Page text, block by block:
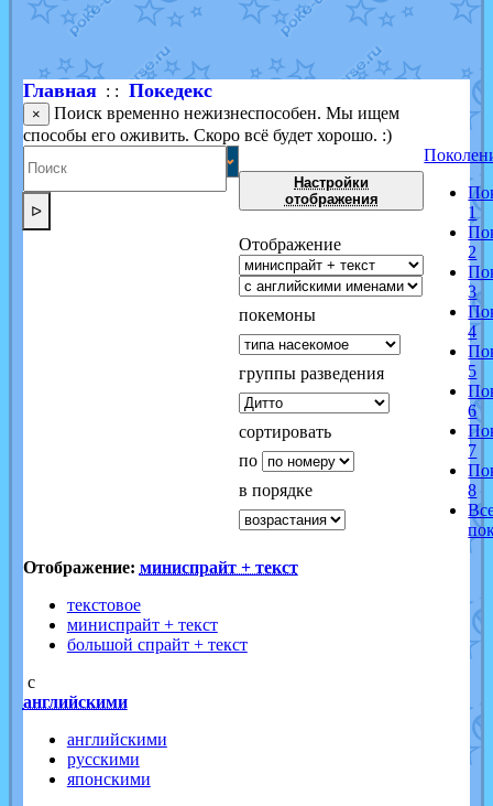
Shadow mismagiusотJOK_julia
в фанарте.
художникот vicavicaв фанарте.
Главная: : Покедекс
×
Поиск временно нежизнеспособен. Мы ищем
способы его оживить. Скоро всё будет хорошо. :)
ᐅ
Настройки
отображения
Отображение
покемоны
группы разведения
сортировать
по
в порядке
1
2
3
4
5
6
7
8
Отображение: миниспрайт + текст
текстовое
миниспрайт + текст
большой спрайт + текст
с
английскими
английскими
русскими
японскими